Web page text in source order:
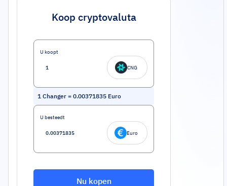
Koop cryptovaluta
U koopt
CNG
1 Changer = 0.00371835 Euro
U besteedt
Euro
Nu kopen